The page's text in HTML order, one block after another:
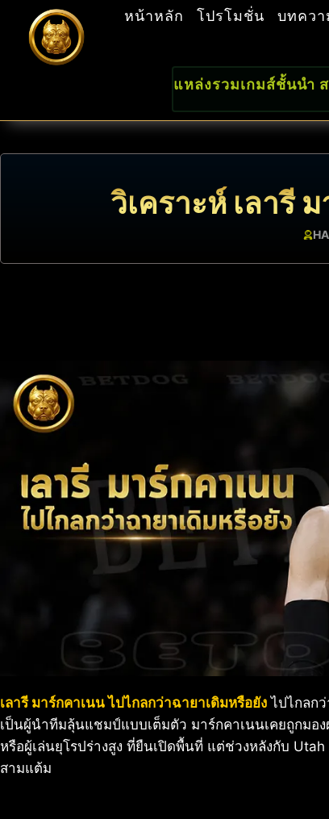
หน้าหลัก โปรโมชั่น บทควา
แหล่งรวมเกมส์ชั้นนำ
วิเคราะห์ เลารี
เลารี มาร์กคาเนน ไปไกลกว่าฉายาเดิมหรือยัง ไปไกลก
เป็นผู้นำทีมลุ้นแชมป์แบบเต็มตัว มาร์กคาเนนเคยถูกมอ
หรือผู้เล่นยุโรปร่างสูง ที่ยืนเปิดพื้นที่ แต่ช่วงหลังกับ
สามแต้ม